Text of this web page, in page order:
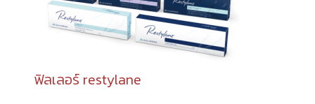
ฟิลเลอร์ restylane